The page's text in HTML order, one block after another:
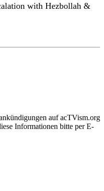
with Hezbollah &
auf acTVism.org
Informationen bitte per E-